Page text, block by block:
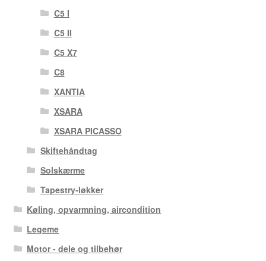
C5 I
C5 II
C5 X7
C8
XANTIA
XSARA
XSARA PICASSO
Skiftehåndtag
Solskærme
Tapestry-løkker
Køling, opvarmning, aircondition
Legeme
Motor - dele og tilbehør